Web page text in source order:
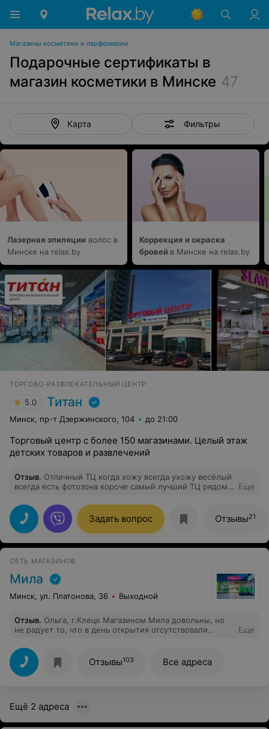
Магазины косметики и парфюмерии
Подарочные сертификаты в
магазин косметики в Минске 47
Карта Фильтры
Лазерная эпиляции волос в
Минске на relax.by
Коррекция и окраска
бровей в Минске на relax.by
ТОРГОВО-РАЗВЛЕКАТЕЛЬНЫЙ ЦЕНТР
5.0 Титан
Минск, пр-т Дзержинского, 104 до 21:00
Торговый центр с более 150 магазинами. Целый этаж
детских товаров и развлечений
Отзыв. Отличный ТЦ когда хожу всегда ухожу весёлый
всегда есть фотозона короче самый лучший ТЦ рядом с
Еще
Задать вопрос Отзывы21
СЕТЬ МАГАЗИНОВ
Мила
Минск, ул. Платонова, 36 Выходной
Отзыв. Ольга, г.Клецк Магазином Мила довольны, но
не радует то, что в день открытия отсутствовали
быстро и никто его не подвозит, хотя акция длиться до
29 февраля. Как-то в других городах относятся к этому
более качественно. Посодействуйте пожалуйста в
поставке товара, а если там товаровед такой, что ей
Еще
Отзывы103 Все адреса
Ещё 2 адреса